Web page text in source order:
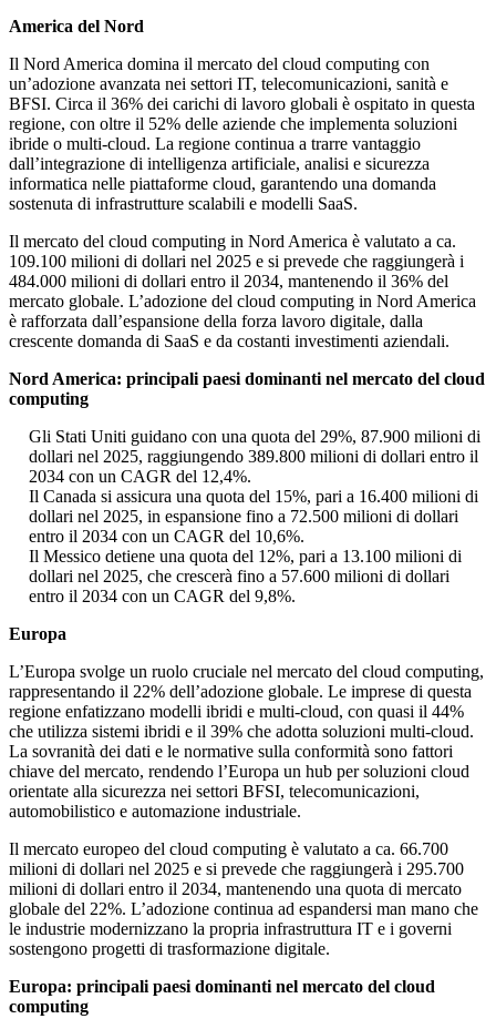
America del Nord
Il Nord America domina il mercato del cloud computing con
un’adozione avanzata nei settori IT, telecomunicazioni, sanità e
BFSI. Circa il 36% dei carichi di lavoro globali è ospitato in questa
regione, con oltre il 52% delle aziende che implementa soluzioni
ibride o multi-cloud. La regione continua a trarre vantaggio
dall’integrazione di intelligenza artificiale, analisi e sicurezza
informatica nelle piattaforme cloud, garantendo una domanda
sostenuta di infrastrutture scalabili e modelli SaaS.
Il mercato del cloud computing in Nord America è valutato a ca.
109.100 milioni di dollari nel 2025 e si prevede che raggiungerà i
484.000 milioni di dollari entro il 2034, mantenendo il 36% del
mercato globale. L’adozione del cloud computing in Nord America
è rafforzata dall’espansione della forza lavoro digitale, dalla
crescente domanda di SaaS e da costanti investimenti aziendali.
Nord America: principali paesi dominanti nel mercato del cloud
computing
Gli Stati Uniti guidano con una quota del 29%, 87.900 milioni di
dollari nel 2025, raggiungendo 389.800 milioni di dollari entro il
2034 con un CAGR del 12,4%.
Il Canada si assicura una quota del 15%, pari a 16.400 milioni di
dollari nel 2025, in espansione fino a 72.500 milioni di dollari
entro il 2034 con un CAGR del 10,6%.
Il Messico detiene una quota del 12%, pari a 13.100 milioni di
dollari nel 2025, che crescerà fino a 57.600 milioni di dollari
entro il 2034 con un CAGR del 9,8%.
Europa
L’Europa svolge un ruolo cruciale nel mercato del cloud computing,
rappresentando il 22% dell’adozione globale. Le imprese di questa
regione enfatizzano modelli ibridi e multi-cloud, con quasi il 44%
che utilizza sistemi ibridi e il 39% che adotta soluzioni multi-cloud.
La sovranità dei dati e le normative sulla conformità sono fattori
chiave del mercato, rendendo l’Europa un hub per soluzioni cloud
orientate alla sicurezza nei settori BFSI, telecomunicazioni,
automobilistico e automazione industriale.
Il mercato europeo del cloud computing è valutato a ca. 66.700
milioni di dollari nel 2025 e si prevede che raggiungerà i 295.700
milioni di dollari entro il 2034, mantenendo una quota di mercato
globale del 22%. L’adozione continua ad espandersi man mano che
le industrie modernizzano la propria infrastruttura IT e i governi
sostengono progetti di trasformazione digitale.
Europa: principali paesi dominanti nel mercato del cloud
computing